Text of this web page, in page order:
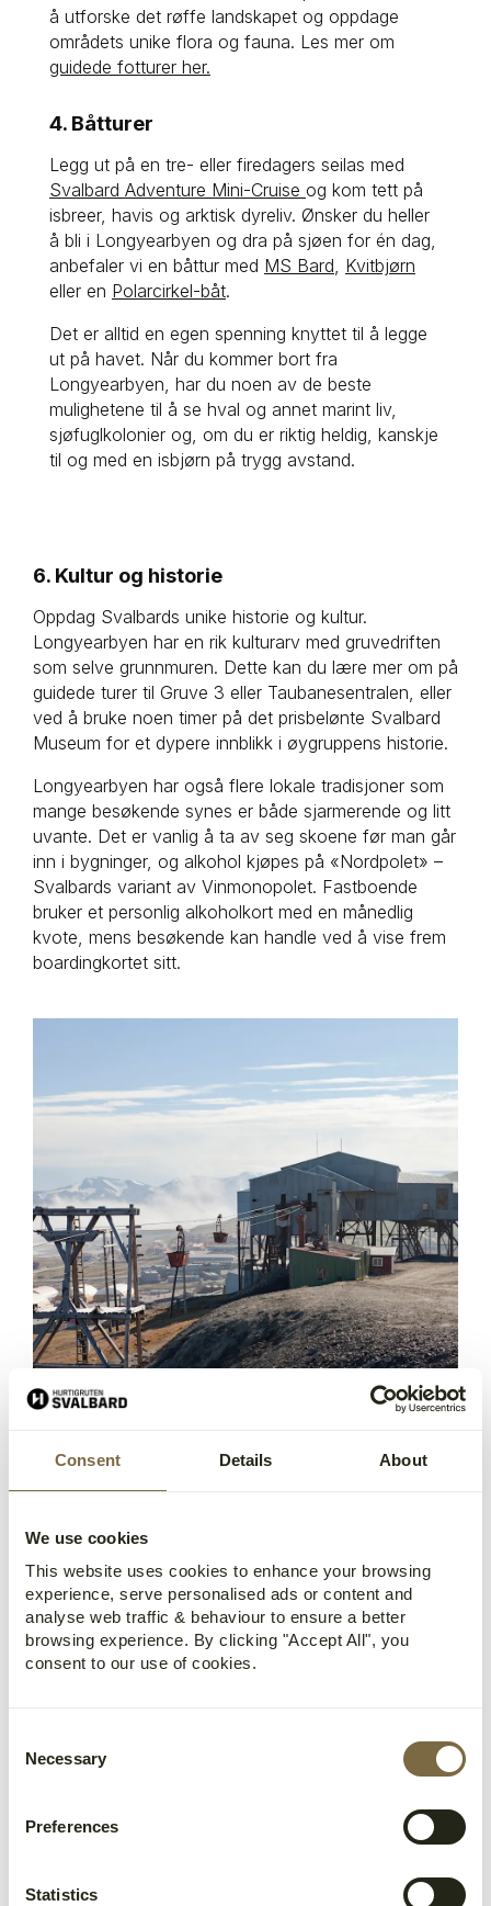
Consent Details About
We use cookies
This website uses cookies to enhance your browsing
experience, serve personalised ads or content and
analyse web traffic & behaviour to ensure a better
browsing experience. By clicking "Accept All", you
consent to our use of cookies.
Selection
Necessary
Preferences
Statistics
å utforske det røffe landskapet og oppdage
guidede fotturer her.
4. Båtturer
Svalbard Adventure Mini-Cruise og kom tett på
isbreer, havis og arktisk dyreliv. Ønsker du heller
å bli i Longyearbyen og dra på sjøen for én dag,
anbefaler vi en båttur med MS Bard Kvitbjørn
eller en Polarcirkel-båt.
Det er alltid en egen spenning knyttet til å legge
ut på havet. Når du kommer bort fra
Longyearbyen, har du noen av de beste
mulighetene til å se hval og annet marint liv,
sjøfuglkolonier og, om du er riktig heldig, kanskje
til og med en isbjørn på trygg avstand.
6. Kultur og historie
Oppdag Svalbards unike historie og kultur.
Longyearbyen har en rik kulturarv med gruvedriften
som selve grunnmuren. Dette kan du lære mer om på
guidede turer til Gruve 3 eller Taubanesentralen, eller
ved å bruke noen timer på det prisbelønte Svalbard
Museum for et dypere innblikk i øygruppens historie.
Longyearbyen har også flere lokale tradisjoner som
mange besøkende synes er både sjarmerende og litt
uvante. Det er vanlig å ta av seg skoene før man går
inn i bygninger, og alkohol kjøpes på «Nordpolet» –
Svalbards variant av Vinmonopolet. Fastboende
bruker et personlig alkoholkort med en månedlig
kvote, mens besøkende kan handle ved å vise frem
boardingkortet sitt.
7. Lokal mat
Svalbard er et fantastisk reisemål for matelskere,
med et overraskende bredt utvalg av
smaksopplevelser for enhver gane. Her kan du
prøve lokale råvarer og smaker, fra lokal sopp og
opplevelse på toppen av verden, er et besøk på
teknikker og smaks­kombinasjoner gjenspeiler
menyen landskapet rundt, og mange av råvarene